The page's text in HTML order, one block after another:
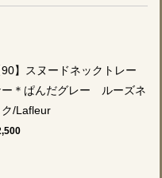
90】スヌードネックトレー
ー＊ぱんだグレー ルーズネ
ク/Lafleur